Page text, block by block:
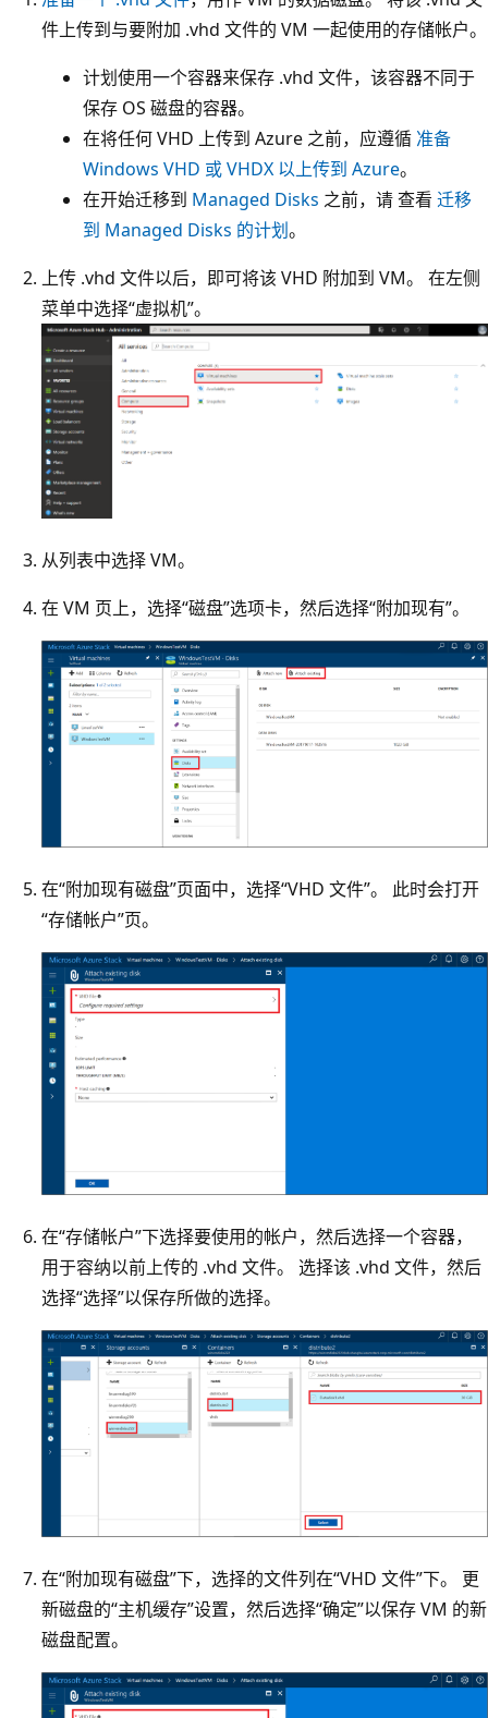
件上传到与要附加 .vhd 文件的 VM 一起使用的存储帐户。
计划使用一个容器来保存 .vhd 文件，该容器不同于
保存 OS 磁盘的容器。
在将任何 VHD 上传到 Azure 之前，应遵循 准备
Windows VHD 或 VHDX 以上传到 Azure。
在开始迁移到 Managed Disks 之前，请 查看 迁移
到 Managed Disks 的计划。
上传 .vhd 文件以后，即可将该 VHD 附加到 VM。 在左侧
菜单中选择“虚拟机”。
从列表中选择 VM。
在 VM 页上，选择“磁盘”选项卡，然后选择“附加现有”。
在“附加现有磁盘”页面中，选择“VHD 文件”。 此时会打开
“存储帐户”页。
在“存储帐户”下选择要使用的帐户，然后选择一个容器，
用于容纳以前上传的 .vhd 文件。 选择该 .vhd 文件，然后
选择“选择”以保存所做的选择。
在“附加现有磁盘”下，选择的文件列在“VHD 文件”下。 更
新磁盘的“主机缓存”设置，然后选择“确定”以保存 VM 的新
磁盘配置。